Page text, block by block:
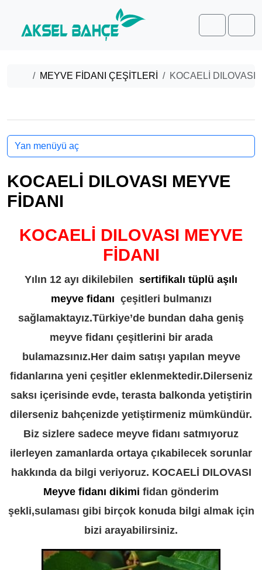
Cart
Home
MEYVE FİDANI ÇEŞİTLERİ KOCAELİ DILOVASI
KOCAELİ DILOVASI MEYVE
FİDANI
KOCAELİ DILOVASI MEYVE
FİDANI
Yılın 12 ayı dikilebilen sertifikalı tüplü aşılı
meyve fidanı çeşitleri bulmanızı
sağlamaktayız.Türkiye’de bundan daha geniş
meyve fidanı çeşitlerini bir arada
bulamazsınız.Her daim satışı yapılan meyve
fidanlarına yeni çeşitler eklenmektedir.Dilerseniz
saksı içerisinde evde, terasta balkonda yetiştirin
dilerseniz bahçenizde yetiştirmeniz mümkündür.
Biz sizlere sadece meyve fidanı satmıyoruz
ilerleyen zamanlarda ortaya çıkabilecek sorunlar
hakkında da bilgi veriyoruz. KOCAELİ DILOVASI
Meyve fidanı dikimi fidan gönderim
şekli,sulaması gibi birçok konuda bilgi almak için
bizi arayabilirsiniz.
Yan menüyü aç